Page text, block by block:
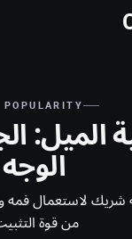
الميل:
الوجه
شريك لاستعمال
من قوة